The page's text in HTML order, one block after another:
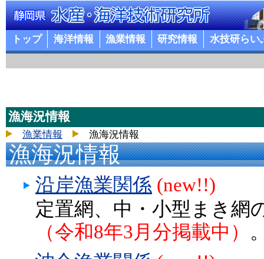
トップ 海洋情報 漁業情報 研究情報 水技研らい
漁海況情報
漁業情報 漁海況情報
漁海況情報
沿岸漁業関係 (new!!)
定置網、中・小型まき網
（令和8年3月分掲載中）